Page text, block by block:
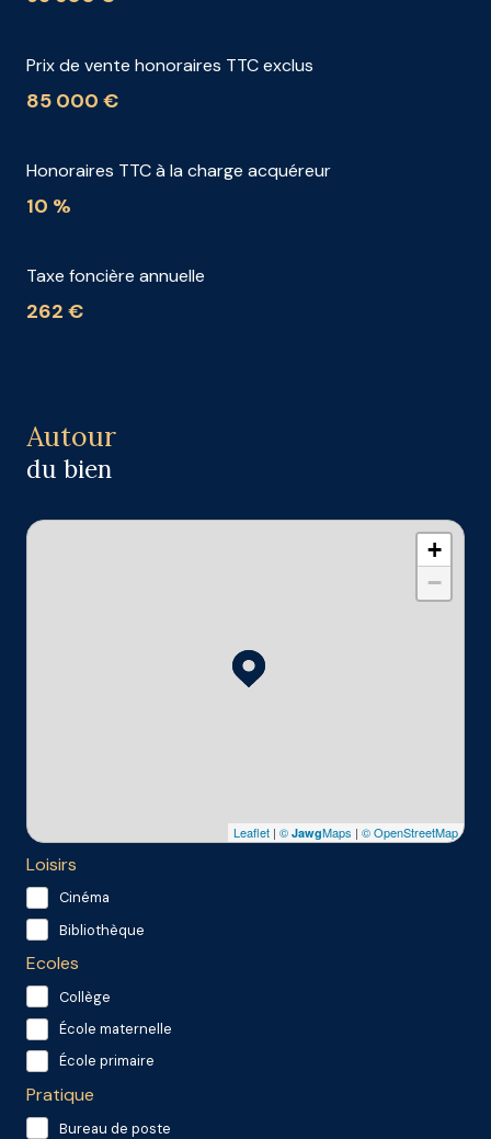
Prix de vente honoraires TTC exclus
85 000 €
Honoraires TTC à la charge acquéreur
10 %
Taxe foncière annuelle
262 €
Autour
du bien
+
−
Leaflet | © JawgMaps | © OpenStreetMap
Loisirs
Cinéma
Bibliothèque
Ecoles
Collège
École maternelle
École primaire
Pratique
Bureau de poste